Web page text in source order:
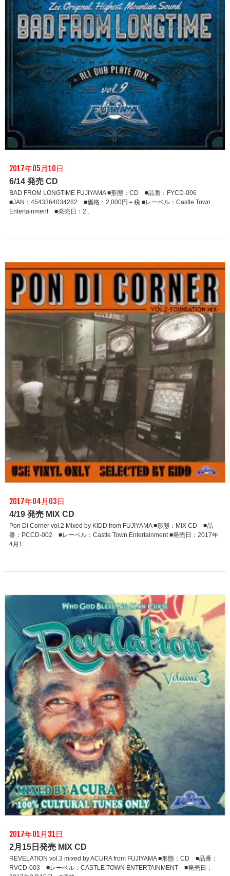
2017年05月10日
6/14 発売 CD
BAD FROM LONGTIME FUJIYAMA ■形態：CD ■品番：FYCD-006
■JAN：4543364034282 ■価格：2,000円＋税 ■レーベル：Castle Town
Entertainment ■発売日：2..
2017年04月03日
4/19 発売 MIX CD
Pon Di Corner vol.2 Mixed by KIDD from FUJIYAMA ■形態：MIX CD ■品
番：PCCD-002 ■レーベル：Castle Town Entertainment ■発売日：2017年
4月1..
2017年01月31日
2月15日発売 MIX CD
REVELATION vol.3 mixed by ACURA from FUJIYAMA ■形態：CD ■品番：
RVCD-003 ■レーベル：CASTLE TOWN ENTERTAINMENT ■発売日：